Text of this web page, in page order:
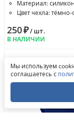
Материал: силикон
Цвет чехла:
250₽/ шт.
В НАЛИЧИИ
Написать в
Написать в MAX
Закрыть
Мы используем
соглашаетесь с